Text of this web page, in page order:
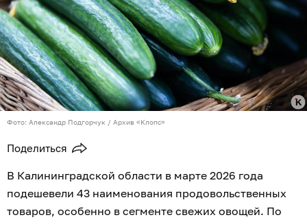
Фото: Александр Подгорчук / Архив «Клопс»
Поделиться
В Калининградской области в марте 2026 года
подешевели 43 наименования продовольственных
товаров, особенно в сегменте свежих овощей. По